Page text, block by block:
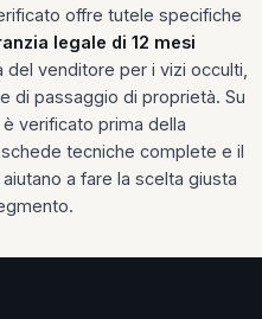
offre tutele specifiche
legale di 12 mesi
venditore per i vizi occulti,
di passaggio di proprietà. Su
verificato prima della
tecniche complete e il
a fare la scelta giusta